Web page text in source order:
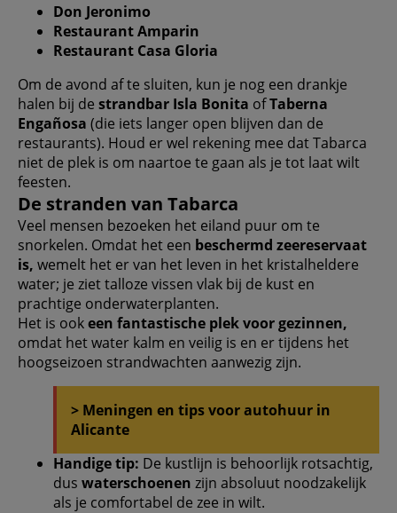
Don Jeronimo
Restaurant Amparin
Restaurant Casa Gloria
Om de avond af te sluiten, kun je nog een drankje
halen bij de strandbar Isla Bonita ofTaberna
Engañosa (die iets langer open blijven dan de
restaurants). Houd er wel rekening mee dat Tabarca
niet de plek is om naartoe te gaan als je tot laat wilt
feesten.
De stranden van Tabarca
Veel mensen bezoeken het eiland puur om te
snorkelen. Omdat het een beschermd zeereservaat
is, wemelt het er van het leven in het kristalheldere
water; je ziet talloze vissen vlak bij de kust en
prachtige onderwaterplanten.
Het is ookeen fantastische plek voor gezinnen,
omdat het water kalm en veilig is en er tijdens het
hoogseizoen strandwachten aanwezig zijn.
> Meningen en tips voor autohuur in
Alicante
Handige tip: De kustlijn is behoorlijk rotsachtig,
dus waterschoenen zijn absoluut noodzakelijk
als je comfortabel de zee in wilt.